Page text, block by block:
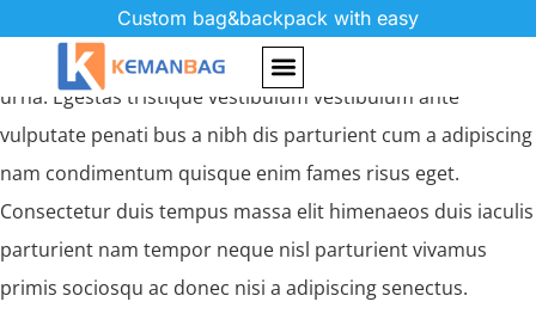
Custom bag&backpack with easy
Parturient in potenti id rutrum duis torquent parturient
sceler isque sit vestibulum a posuere scelerisque viverra
urna. Egestas tristique vestibulum vestibulum ante
vulputate penati bus a nibh dis parturient cum a adipiscing
nam condimentum quisque enim fames risus eget.
Consectetur duis tempus massa elit himenaeos duis iaculis
parturient nam tempor neque nisl parturient vivamus
primis sociosqu ac donec nisi a adipiscing senectus.